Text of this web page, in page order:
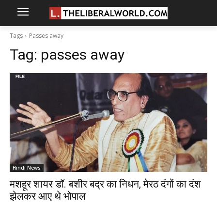
Tags Passes away
Tag: passes away
Hindi News
मशहूर शायर डॉ. बशीर बद्र का निधन, मेरठ दंगों का दंश
झेलकर आए थे भोपाल